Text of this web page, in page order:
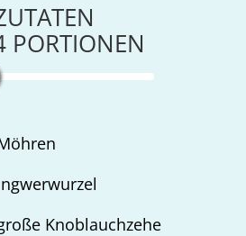
PORTIONEN
Knoblauchzehe